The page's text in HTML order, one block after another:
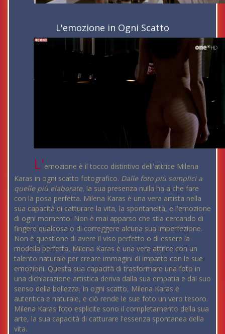
L'emozione in Ogni Scatto
L'emozione è il tocco distintivo dell'attrice Milena
Karas in ogni scatto fotografico. Dalle foto più semplici a
quelle più elaborate, la sua presenza nulla ha a che fare
con la posa perfetta. Milena Karas è una vera artista nella
sua capacità di catturare la vita, la spontaneità, e l'emozione
di ogni momento. Non è mai apparso che stia cercando di
fingere qualcosa o di correggere alcuna sua imperfezione.
Non è questione di avere il viso perfetto o di essere la
modella perfetta, Milena Karas è una vera attrice con un
talento naturale per creare immagini di impatto con le sue
emozioni. Questa sua capacità di trasformare una foto in
una dichiarazione artistica deriva dalla sua empatia e dal suo
senso della bellezza. In ogni scatto, Milena Karas è
autentica e naturale, e ciò rende le sue foto un vero tesoro.
Milena Karas foto esplicite sono il completamento della sua
arte, la sua capacità di catturare l'essenza spontanea della
vita.